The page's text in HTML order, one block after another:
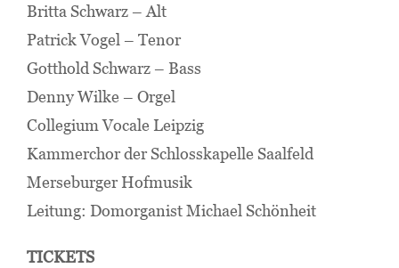
Britta Schwarz – Alt
Patrick Vogel – Tenor
Gotthold Schwarz – Bass
Denny Wilke – Orgel
Collegium Vocale Leipzig
Kammerchor der Schlosskapelle Saalfeld
Merseburger Hofmusik
Leitung: Domorganist Michael Schönheit
TICKETS